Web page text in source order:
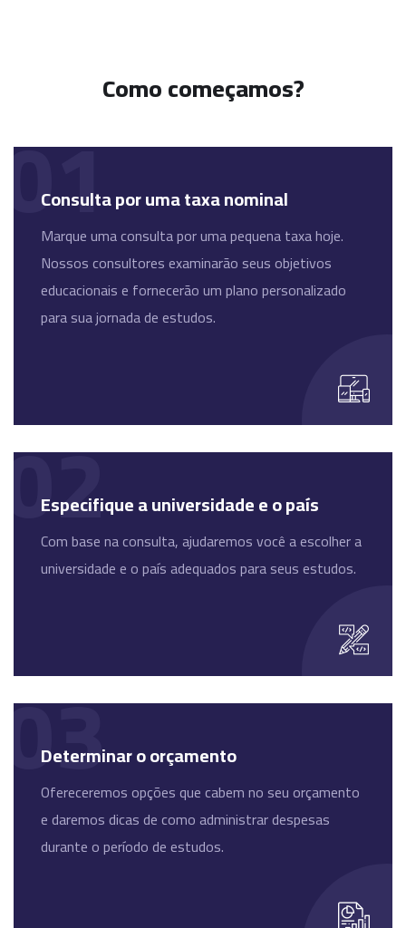
Como começamos?
01
Consulta por uma taxa nominal
Marque uma consulta por uma pequena taxa hoje.
Nossos consultores examinarão seus objetivos
educacionais e fornecerão um plano personalizado
para sua jornada de estudos.
02
Especifique a universidade e o país
Com base na consulta, ajudaremos você a escolher a
universidade e o país adequados para seus estudos.
03
Determinar o orçamento
Ofereceremos opções que cabem no seu orçamento
e daremos dicas de como administrar despesas
durante o período de estudos.